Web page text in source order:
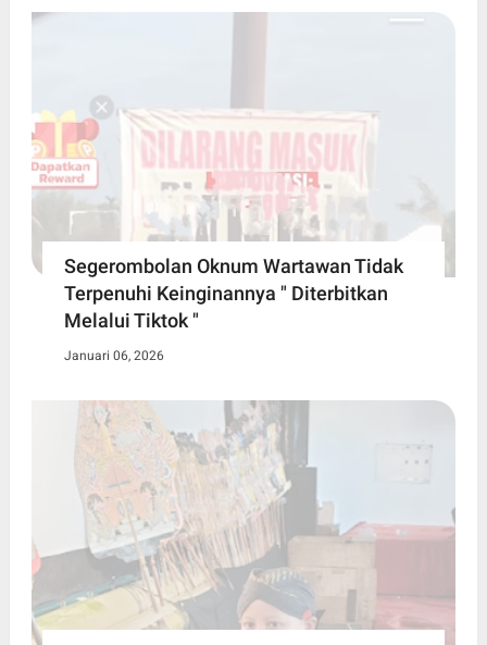
Segerombolan Oknum Wartawan Tidak
Terpenuhi Keinginannya " Diterbitkan
Melalui Tiktok "
Januari 06, 2026